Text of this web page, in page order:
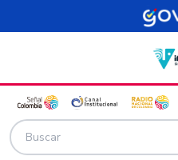
Pasar al contenido principal